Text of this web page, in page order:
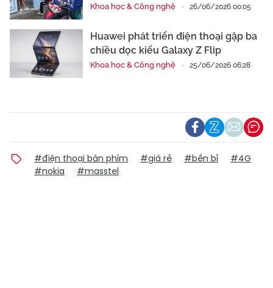
Khoa học & Công nghệ 26/06/2026 00:05
Huawei phát triển điện thoại gập ba
chiều dọc kiểu Galaxy Z Flip
Khoa học & Công nghệ 25/06/2026 06:28
#điện thoại bàn phím #giá rẻ #bền bỉ
#4G
#nokia
#masstel